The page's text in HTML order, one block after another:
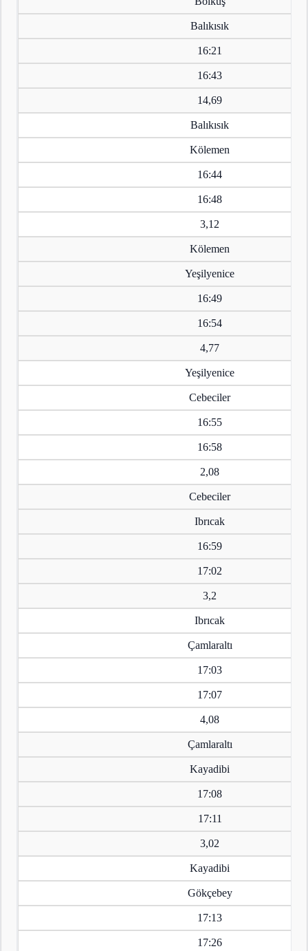
Balıkısık
16:21
16:43
14,69
Balıkısık
Kölemen
16:44
16:48
3,12
Kölemen
Yeşilyenice
16:49
16:54
4,77
Yeşilyenice
Cebeciler
16:55
16:58
2,08
Cebeciler
Ibrıcak
16:59
17:02
3,2
Ibrıcak
Çamlaraltı
17:03
17:07
4,08
Çamlaraltı
Kayadibi
17:08
17:11
3,02
Kayadibi
Gökçebey
17:13
17:26